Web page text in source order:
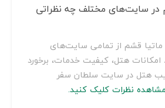
در سایت‌های مختلف چه نظراتی
قشم از تمامی سایت‌های
امکانات هتل، کیفیت خدمات، برخورد
هتل در سایت سلطان سفر
نظرات کلیک کنید.